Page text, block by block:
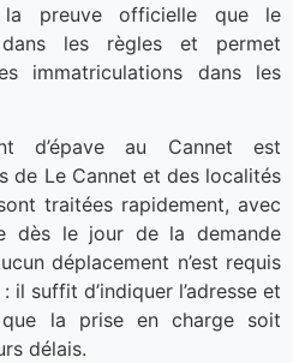
preuve officielle que le
les règles et permet
immatriculations dans les
d’épave au Cannet est
de Le Cannet et des localités
traitées rapidement, avec
dès le jour de la demande
déplacement n’est requis
suffit d’indiquer l’adresse et
la prise en charge soit
délais.